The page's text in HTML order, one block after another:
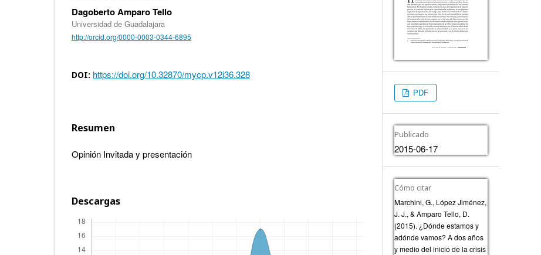
Dagoberto Amparo Tello
Universidad de Guadalajara
http://orcid.org/0000-0003-0344-6895
DOI: https://doi.org/10.32870/mycp.v12i36.328
Resumen
Opinión Invitada y presentación
Descargas
PDF
Publicado
2015-06-17
Cómo citar
Marchini, G., López Jiménez,
J. J., & Amparo Tello, D.
(2015). ¿Dónde estamos y
adónde vamos? A dos años
y medio del inicio de la crisis